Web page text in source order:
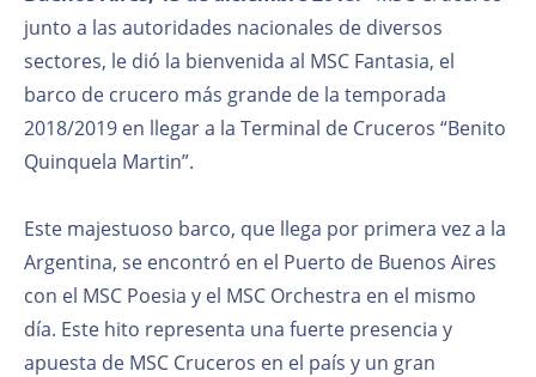
junto a las autoridades nacionales de diversos
sectores, le dió la bienvenida al MSC Fantasia, el
barco de crucero más grande de la temporada
2018/2019 en llegar a la Terminal de Cruceros “Benito
Quinquela Martin”.
Este majestuoso barco, que llega por primera vez a la
Argentina, se encontró en el Puerto de Buenos Aires
con el MSC Poesia y el MSC Orchestra en el mismo
día. Este hito representa una fuerte presencia y
apuesta de MSC Cruceros en el país y un gran